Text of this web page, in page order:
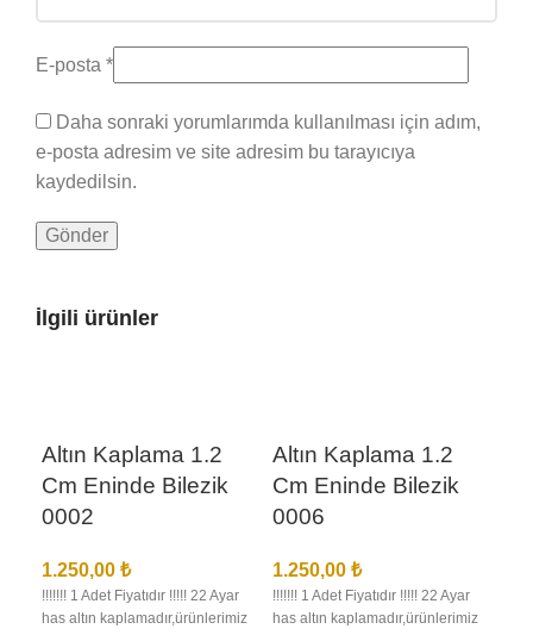
E-posta *
Daha sonraki yorumlarımda kullanılması için adım,
e-posta adresim ve site adresim bu tarayıcıya
kaydedilsin.
İlgili ürünler
Altın Kaplama 1.2
Cm Eninde Bilezik
0002
1.250,00 ₺
!!!!!!! 1 Adet Fiyatıdır !!!!! 22 Ayar
has altın kaplamadır,ürünlerimiz
Altın Kaplama 1.2
Cm Eninde Bilezik
0006
1.250,00 ₺
!!!!!!! 1 Adet Fiyatıdır !!!!! 22 Ayar
has altın kaplamadır,ürünlerimiz